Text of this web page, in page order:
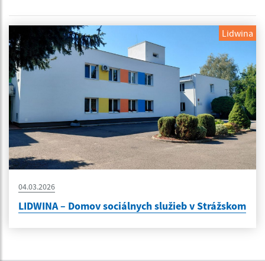
Lidwina
04.03.2026
LIDWINA – Domov sociálnych služieb v Strážskom